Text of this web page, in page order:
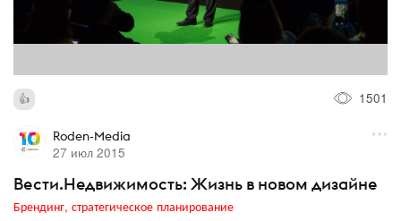
1501
Roden-Media
27 июл 2015
Вести.Недвижимость: Жизнь в новом дизайне
Брендинг, стратегическое планирование